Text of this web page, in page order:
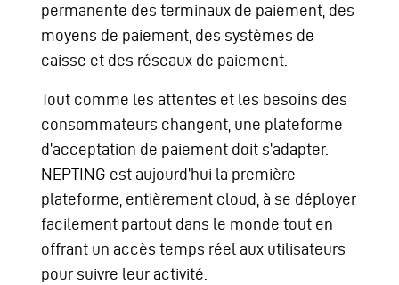
permanente des terminaux de paiement, des
moyens de paiement, des systèmes de
caisse et des réseaux de paiement.
Tout comme les attentes et les besoins des
consommateurs changent, une plateforme
d’acceptation de paiement doit s’adapter.
NEPTING est aujourd’hui la première
plateforme, entièrement cloud, à se déployer
facilement partout dans le monde tout en
offrant un accès temps réel aux utilisateurs
pour suivre leur activité.